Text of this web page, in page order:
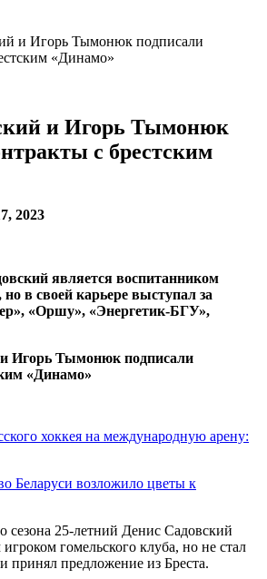
и Игорь Тымонюк подписали
«Динамо»
и Игорь Тымонюк
с брестским
2023
является воспитанником
но в своей карьере выступал за
«Оршу», «Энергетик-БГУ»,
хоккея на международную арену:
Беларуси возложило цветы к
сезона 25-летний Денис Садовский
гомельского клуба, но не стал
принял предложение из Бреста.